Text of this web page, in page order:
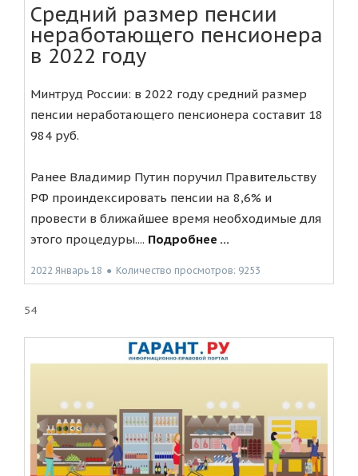
Средний размер пенсии
неработающего пенсионера
в 2022 году
Минтруд России: в 2022 году средний размер
пенсии неработающего пенсионера составит 18
984 руб.
Ранее Владимир Путин поручил Правительству
РФ проиндексировать пенсии на 8,6% и
провести в ближайшее время необходимые для
этого процедуры.... Подробнее ...
2022 Январь 18 ● Количество просмотров: 9253
54